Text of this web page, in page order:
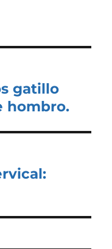
gatillo
hombro.